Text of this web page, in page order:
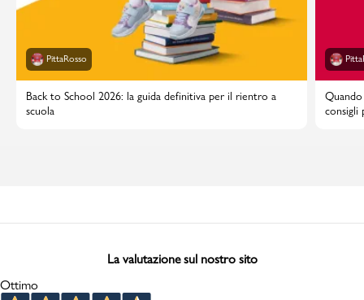
PittaRosso
Back to School 2026: la guida definitiva per il rientro a
scuola
consigli
La valutazione sul nostro sito
Ottimo